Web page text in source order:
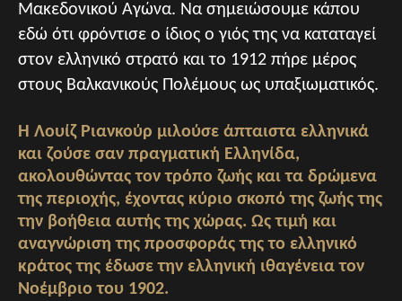
Μακεδονικού Αγώνα. Να σημειώσουμε κάπου
εδώ ότι φρόντισε ο ίδιος ο γιός της να καταταγεί
στον ελληνικό στρατό και το 1912 πήρε μέρος
στους Βαλκανικούς Πολέμους ως υπαξιωματικός.
Η Λουίζ Ριανκούρ μιλούσε άπταιστα ελληνικά
και ζούσε σαν πραγματική Ελληνίδα,
ακολουθώντας τον τρόπο ζωής και τα δρώμενα
της περιοχής, έχοντας κύριο σκοπό της ζωής της
την βοήθεια αυτής της χώρας. Ως τιμή και
αναγνώριση της προσφοράς της το ελληνικό
κράτος της έδωσε την ελληνική ιθαγένεια τον
Νοέμβριο του 1902.